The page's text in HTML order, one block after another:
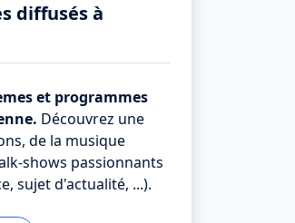
diffusés à
et programmes
Découvrez une
de la musique
shows passionnants
sujet d'actualité, ...).